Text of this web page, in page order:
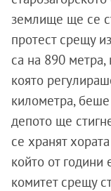
землище ще се
протест срещу
са на 890
която
километра,
депото ще
се хранят
който от
комитет срещу